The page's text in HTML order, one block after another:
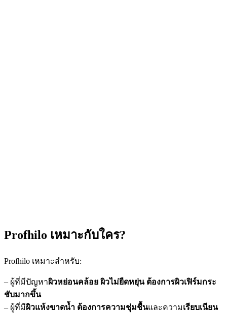
Profhilo เหมาะกับใคร?
Profhilo เหมาะสำหรับ:
– ผู้ที่มีปัญหาผิวหย่อนคล้อย ผิวไม่ยืดหยุ่น ต้องการผิวเฟิร์มกระ
ชับมากขึ้น
– ผู้ที่มีผิวแห้งขาดน้ำ ต้องการความชุ่มชื้นและความเรียบเนียน